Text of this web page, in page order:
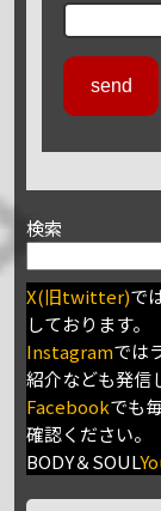
検索
X(旧twitter)で
しております。
Instagramでは
紹介なども発信
Facebookでも
確認ください。
BODY＆SOUL